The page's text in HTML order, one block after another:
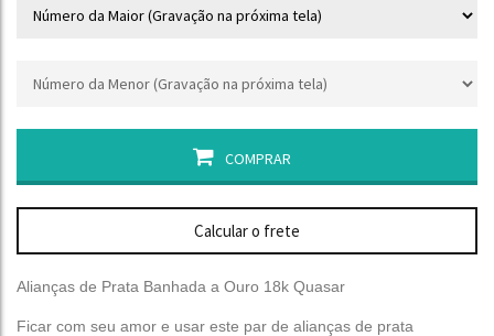
COMPRAR
Calcular o frete
Alianças de Prata Banhada a Ouro 18k Quasar
Ficar com seu amor e usar este par de alianças de prata